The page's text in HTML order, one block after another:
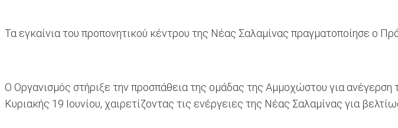
Τα εγκαίνια του προπονητικού κέντρου της Νέας Σαλαμίνας πραγματοποίησε ο
Ο Οργανισμός στήριξε την προσπάθεια της ομάδας της Αμμοχώστου για
Κυριακής 19 Ιουνίου, χαιρετίζοντας τις ενέργειες της Νέας Σαλαμίνας για